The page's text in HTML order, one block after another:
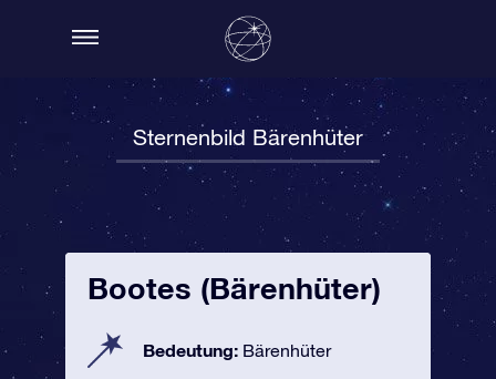
Sternenbild Bärenhüter
Bootes (Bärenhüter)
Bedeutung: Bärenhüter